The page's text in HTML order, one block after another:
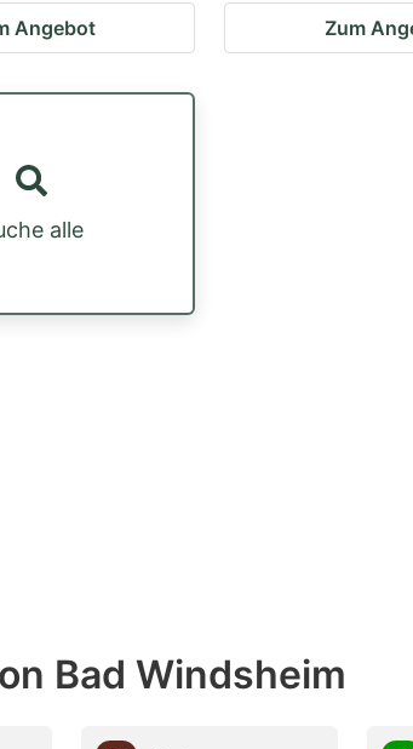
Angebot Zum
alle
Bad Windsheim